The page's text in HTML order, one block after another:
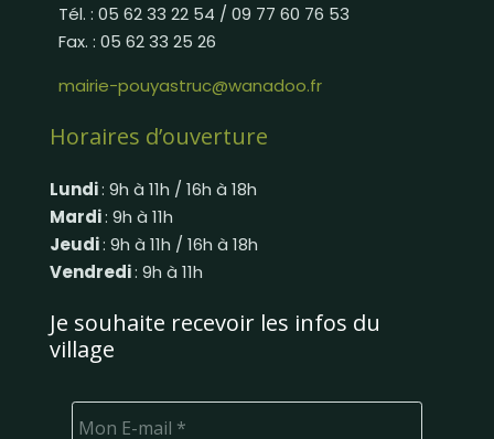
Tél. : 05 62 33 22 54 / 09 77 60 76 53
Fax. : 05 62 33 25 26
mairie-pouyastruc@wanadoo.fr
Horaires d’ouverture
Lundi: 9h à 11h / 16h à 18h
Mardi: 9h à 11h
Jeudi: 9h à 11h / 16h à 18h
Vendredi: 9h à 11h
Je souhaite recevoir les infos du
village